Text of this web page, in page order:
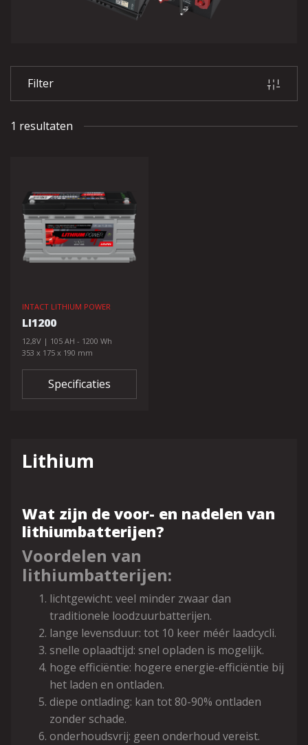
Filter
1 resultaten
INTACT LITHIUM POWER
LI1200
12,8V | 105 AH - 1200 Wh
353 x 175 x 190 mm
Specificaties
Lithium
Wat zijn de voor- en nadelen van
lithiumbatterijen?
Voordelen van
lithiumbatterijen:
lichtgewicht: veel minder zwaar dan
traditionele loodzuurbatterijen.
lange levensduur: tot 10 keer méér laadcycli.
snelle oplaadtijd: snel opladen is mogelijk.
hoge efficiëntie: hogere energie-efficiëntie bij
het laden en ontladen.
diepe ontlading: kan tot 80-90% ontladen
zonder schade.
onderhoudsvrij: geen onderhoud vereist.